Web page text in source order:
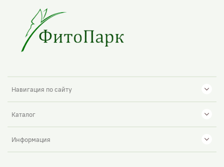
Навигация по сайту
Каталог
Информация